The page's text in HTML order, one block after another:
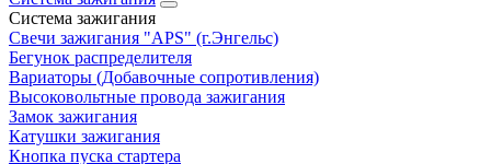
Система зажигания
Свечи зажигания "APS" (г.Энгельс)
Бегунок распределителя
Вариаторы (Добавочные сопротивления)
Высоковольтные провода зажигания
Замок зажигания
Катушки зажигания
Кнопка пуска стартера